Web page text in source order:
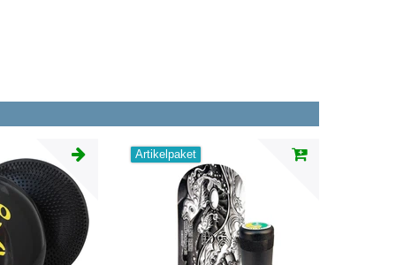
Artikelpaket